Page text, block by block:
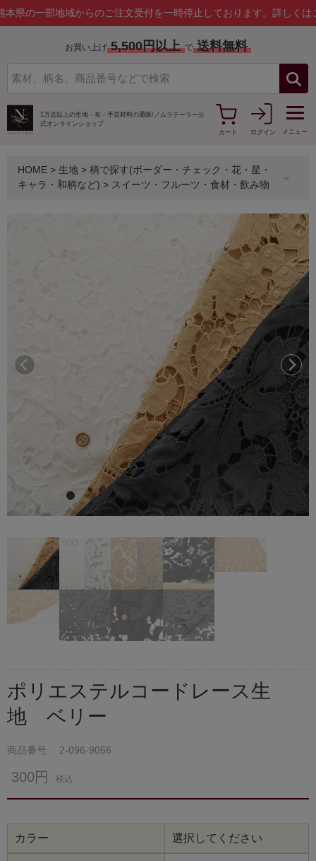
地域からのご注文受付を一時停止しております。詳しくはこちら
お買い上げ 5,500円以上 で 送料無料
1万点以上の生地・布・手芸材料の通販/ ノムラテーラー公
式オンラインショップ
カート
ログイン メニュー
HOME > 生地 > 柄で探す(ボーダー・チェック・花・星・
キャラ・和柄など) > スイーツ・フルーツ・食材・飲み物
前へ 次へ
ポリエステルコードレース生
地 ベリー
商品番号 2-096-9056
300円 税込
カラー 選択してください